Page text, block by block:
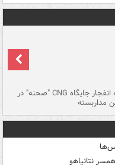
لحظه انفجار جایگاه CNG "صحنه" در
مداربسته
نتانیاهو